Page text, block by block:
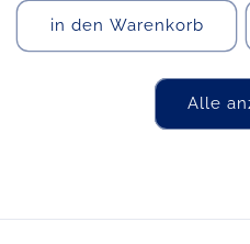
in den Warenkorb
Alle